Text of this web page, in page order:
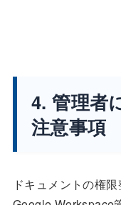
4. 管理者
注意事項
ドキュメントの権